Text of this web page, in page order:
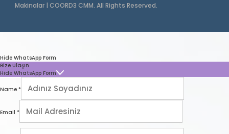
Makinalar | COORD3 CMM. All Rights Reserved.
Hide WhatsApp Form
Bize Ulaşın
Hide WhatsApp Form
Name *
Email *